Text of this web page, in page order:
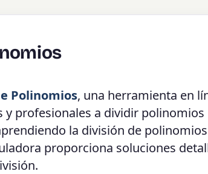
Polinomios, una herramienta en
y profesionales a dividir polinomios
la división de
proporciona soluciones